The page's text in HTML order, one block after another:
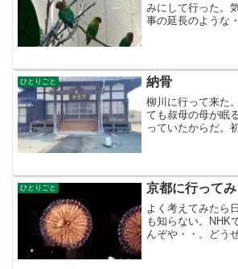
みにして行った。
事の延長のような
るのだが 私の都
ひとりごと 納骨
柳川に行って来た
ても叔母の母が眠
っていたからだ。
クシーで 寺を探
ひとりごと 京都に行って
よく考えてみたら
も知らない。NHK
んぞや・・。どう